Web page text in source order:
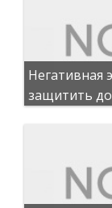
Негативная
защитить